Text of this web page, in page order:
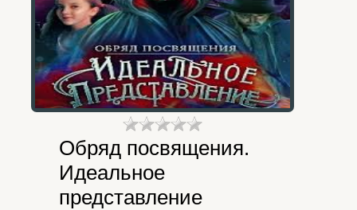
Обряд посвящения.
Идеальное
представление